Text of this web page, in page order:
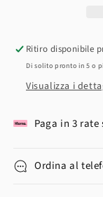
Ritiro disponibile
Di solito pronto in 5 o
Visualizza i
Paga in 3
Ordina al